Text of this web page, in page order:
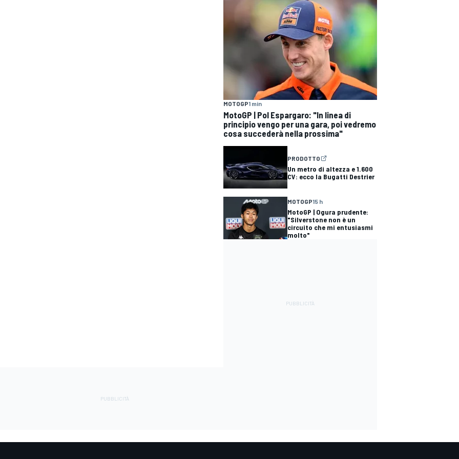
MOTOGP1 min
MotoGP | Pol Espargaro: "In linea di
principio vengo per una gara, poi vedremo
cosa succederà nella prossima"
PRODOTTO
Un metro di altezza e 1.600
CV: ecco la Bugatti Destrier
MOTOGP15 h
MotoGP | Ogura prudente:
"Silverstone non è un
circuito che mi entusiasmi
molto"